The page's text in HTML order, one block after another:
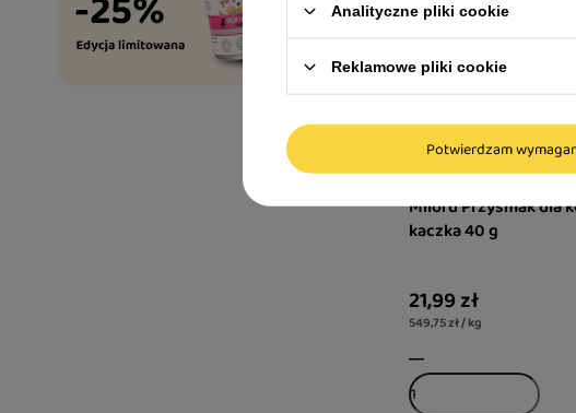
Milord Przysmak dla
kaczka 40 g
21,99 zł
549,75 zł / kg
Analityczne pliki cookie
Reklamowe pliki cookie
Potwierdzam